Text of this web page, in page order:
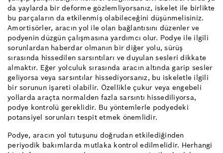
da yaylarda bir deforme gözlemliyorsanız, iskelet ile birlikte
bu parçaların da etkilenmiş olabileceğini düşünmelisiniz.
Amortisörler, aracın yol ile olan bağlantısını düzenler ve
podyenin düzgün çalışmasına yardımcı olur. Podye ile ilgili
sorunlardan haberdar olmanın bir diğer yolu, sürüş
sırasında hissedilen sarsıntıları ve duyulan sesleri dikkate
almaktır. Eğer yolculuk sırasında aracın altında garip sesler
geliyorsa veya sarsıntılar hissediyorsanız, bu iskeletle ilgili
bir sorunun işareti olabilir. Özellikle çukur veya engebeli
yollarda araçta normalden fazla sarsıntı hissediliyorsa,
podye kontrolü gereklidir. Bu yöntemlerle podyedeki
potansiyel sorunları tespit etmek önemlidir.
Podye, aracın yol tutuşunu doğrudan etkilediğinden
periyodik bakımlarda mutlaka kontrol edilmelidir. Herhangi